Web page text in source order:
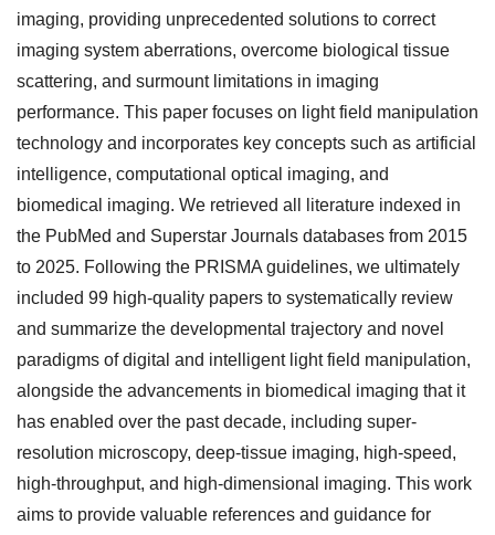
imaging, providing unprecedented solutions to correct
imaging system aberrations, overcome biological tissue
scattering, and surmount limitations in imaging
performance. This paper focuses on light field manipulation
technology and incorporates key concepts such as artificial
intelligence, computational optical imaging, and
biomedical imaging. We retrieved all literature indexed in
the PubMed and Superstar Journals databases from 2015
to 2025. Following the PRISMA guidelines, we ultimately
included 99 high-quality papers to systematically review
and summarize the developmental trajectory and novel
paradigms of digital and intelligent light field manipulation,
alongside the advancements in biomedical imaging that it
has enabled over the past decade, including super-
resolution microscopy, deep-tissue imaging, high-speed,
high-throughput, and high-dimensional imaging. This work
aims to provide valuable references and guidance for